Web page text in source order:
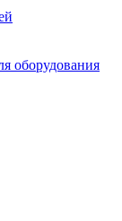
оборудования